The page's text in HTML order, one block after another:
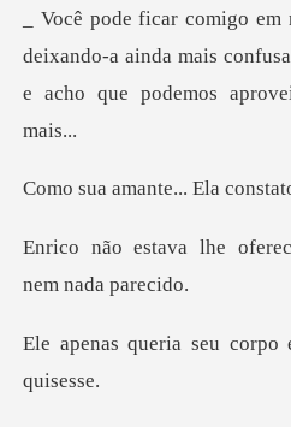
deixando-a ainda mais
e
ante... Ela
u corpo